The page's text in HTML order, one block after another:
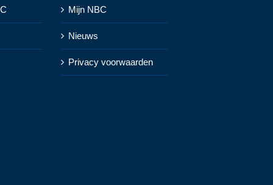
Mijn NBC
Nieuws
Privacy voorwaarden